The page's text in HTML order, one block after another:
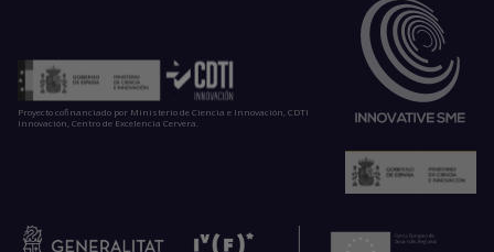
Proyecto cofinanciado por Ministerio de Ciencia e Innovación, CDTI
Innovación, Centro de Excelencia Cervera.